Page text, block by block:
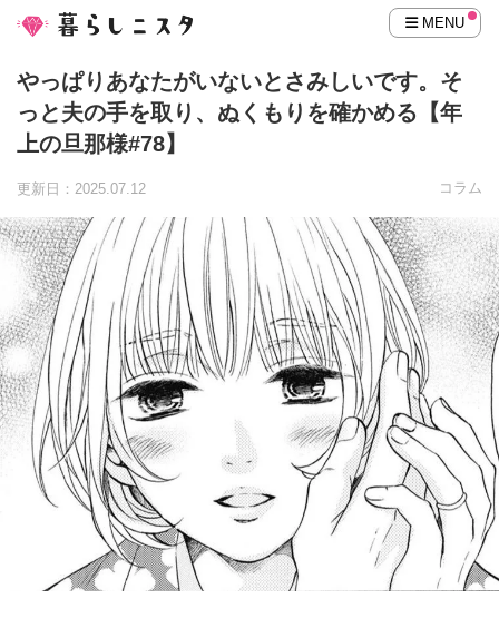
MENU
やっぱりあなたがいないとさみしいです。そ
っと夫の手を取り、ぬくもりを確かめる【年
上の旦那様#78】
更新日：2025.07.12 コラム